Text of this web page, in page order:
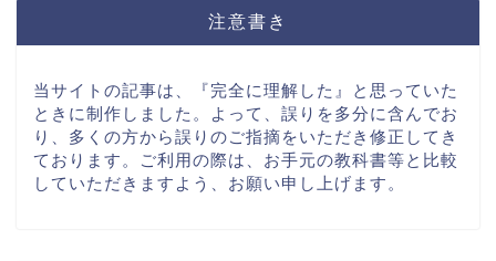
注意書き
当サイトの記事は、『完全に理解した』と思っていた
ときに制作しました。よって、誤りを多分に含んでお
り、多くの方から誤りのご指摘をいただき修正してき
ております。ご利用の際は、お手元の教科書等と比較
していただきますよう、お願い申し上げます。